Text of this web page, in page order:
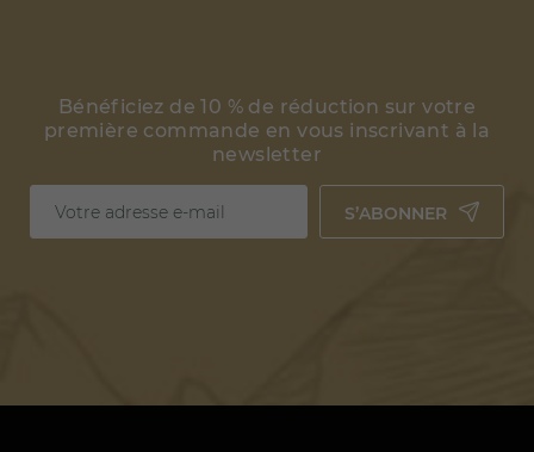
Bénéficiez de 10 % de réduction sur votre
première commande en vous inscrivant à la
newsletter
S’ABONNER